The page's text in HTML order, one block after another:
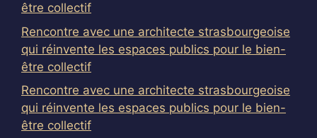
être collectif
Rencontre avec une architecte strasbourgeoise
qui réinvente les espaces publics pour le bien-
être collectif
Rencontre avec une architecte strasbourgeoise
qui réinvente les espaces publics pour le bien-
être collectif